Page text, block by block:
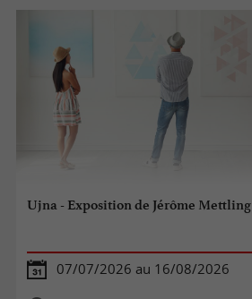
Ujna - Exposition de Jérôme Mettling
07/07/2026 au 16/08/2026